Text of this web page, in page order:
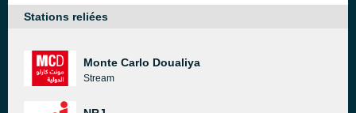
Stations reliées
Monte Carlo Doualiya
Stream